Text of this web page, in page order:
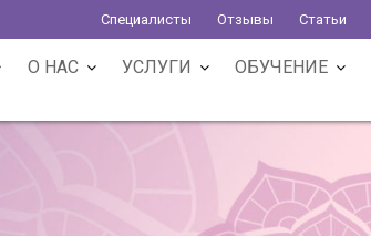
Специалисты Отзывы Статьи
О НАС УСЛУГИ ОБУЧЕНИЕ